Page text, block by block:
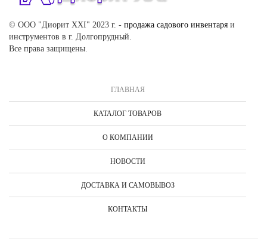
© ООО "Диорит XXI" 2023 г. - продажа садового инвентаря и
инструментов в г. Долгопрудный.
Все права защищены.
ГЛАВНАЯ
КАТАЛОГ ТОВАРОВ
О КОМПАНИИ
НОВОСТИ
ДОСТАВКА И САМОВЫВОЗ
КОНТАКТЫ